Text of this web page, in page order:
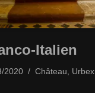
Italien
2020 Château Urbex